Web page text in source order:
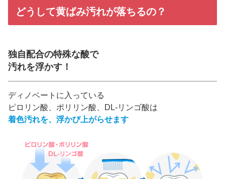
どうして黄ばみ汚れが落ちるの？
独自配合の特殊な酸で
汚れを浮かす！
ディノベートに入っている
ピロリン酸、ポリリン酸、DL-リンゴ酸は
着色汚れを、浮かび上がらせます